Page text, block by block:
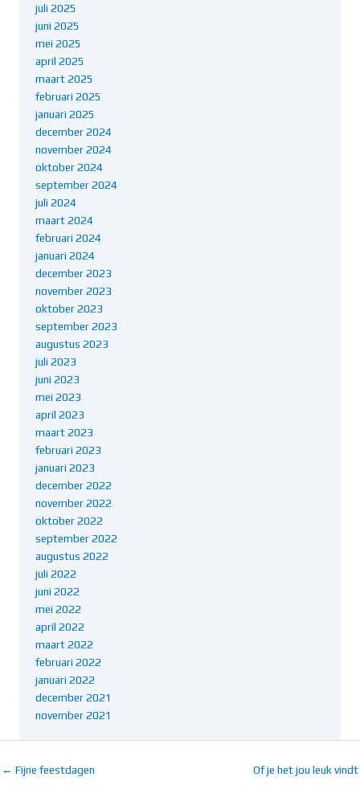
juli 2025
juni 2025
mei 2025
april 2025
maart 2025
februari 2025
januari 2025
december 2024
november 2024
oktober 2024
september 2024
juli 2024
maart 2024
februari 2024
januari 2024
december 2023
november 2023
oktober 2023
september 2023
augustus 2023
juli 2023
juni 2023
mei 2023
april 2023
maart 2023
februari 2023
januari 2023
december 2022
november 2022
oktober 2022
september 2022
augustus 2022
juli 2022
juni 2022
mei 2022
april 2022
maart 2022
februari 2022
januari 2022
december 2021
november 2021
← Fijne feestdagen Of je het jou leuk vindt